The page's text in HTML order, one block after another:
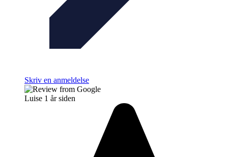
Skriv en anmeldelse
Luise 1 år siden